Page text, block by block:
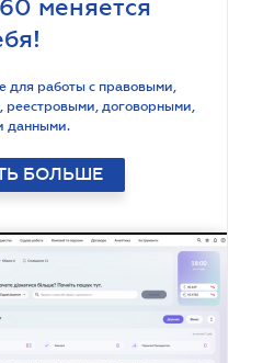
меняется
для работы с правовыми,
реестровыми, договорными,
данными.
БОЛЬШЕ